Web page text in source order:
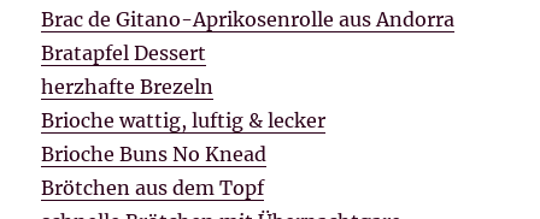
Brac de Gitano-Aprikosenrolle aus Andorra
Bratapfel Dessert
herzhafte Brezeln
Brioche wattig, luftig & lecker
Brioche Buns No Knead
Brötchen aus dem Topf